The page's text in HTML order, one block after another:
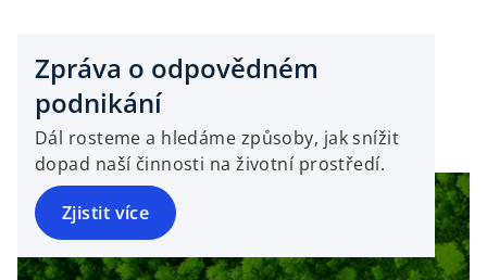
n
e
w
t
a
b
i
a
n
e
w
t
b
Zpráva o odpovědném
podnikání
Dál rosteme a hledáme způsoby, jak snížit
dopad naší činnosti na životní prostředí.
Zjistit více
e
n
s
i
n
a
n
e